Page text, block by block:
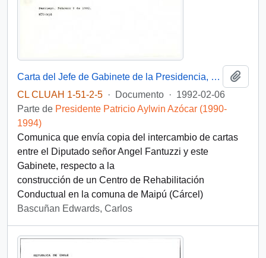
Carta del Jefe de Gabinete de la Presidencia, sr. Carlos Bascuñán Edwards, y del Asesor Presidencial, sr. Marcelo Trivelli Oyarzún, dirigida al Señor Francisco Cumplido C. Ministro de Justicia
CL CLUAH 1-51-2-5 · Documento · 1992-02-06
Parte de Presidente Patricio Aylwin Azócar (1990-
1994)
Comunica que envía copia del intercambio de cartas
entre el Diputado señor Angel Fantuzzi y este
Gabinete, respecto a la
construcción de un Centro de Rehabilitación
Conductual en la comuna de Maipú (Cárcel)
Bascuñan Edwards, Carlos